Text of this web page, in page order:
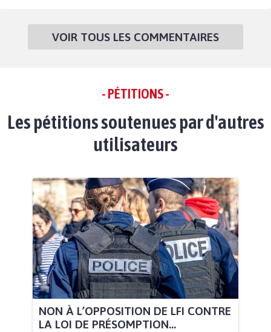
VOIR TOUS LES COMMENTAIRES
- PÉTITIONS -
Les pétitions soutenues par d'autres
utilisateurs
NON À L’OPPOSITION DE LFI CONTRE
LA LOI DE PRÉSOMPTION...